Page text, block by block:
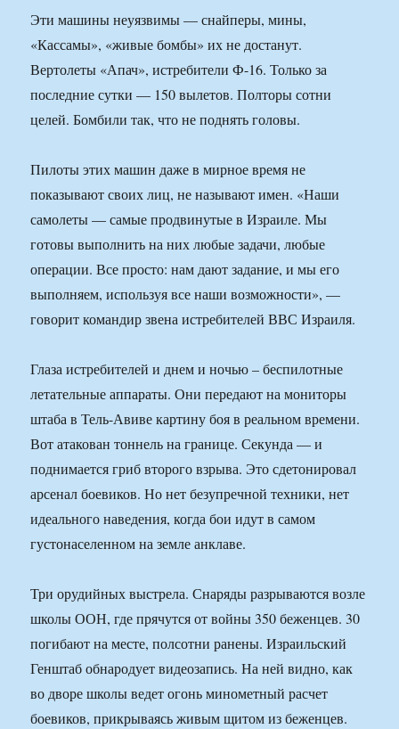
Эти машины неуязвимы — снайперы, мины,
«Кассамы», «живые бомбы» их не достанут.
Вертолеты «Апач», истребители Ф-16. Только за
последние сутки — 150 вылетов. Полторы сотни
целей. Бомбили так, что не поднять головы.
Пилоты этих машин даже в мирное время не
показывают своих лиц, не называют имен. «Наши
самолеты — самые продвинутые в Израиле. Мы
готовы выполнить на них любые задачи, любые
операции. Все просто: нам дают задание, и мы его
выполняем, используя все наши возможности», —
говорит командир звена истребителей ВВС Израиля.
Глаза истребителей и днем и ночью – беспилотные
летательные аппараты. Они передают на мониторы
штаба в Тель-Авиве картину боя в реальном времени.
Вот атакован тоннель на границе. Секунда — и
поднимается гриб второго взрыва. Это сдетонировал
арсенал боевиков. Но нет безупречной техники, нет
идеального наведения, когда бои идут в самом
густонаселенном на земле анклаве.
Три орудийных выстрела. Снаряды разрываются возле
школы ООН, где прячутся от войны 350 беженцев. 30
погибают на месте, полсотни ранены. Израильский
Генштаб обнародует видеозапись. На ней видно, как
во дворе школы ведет огонь минометный расчет
боевиков, прикрываясь живым щитом из беженцев.